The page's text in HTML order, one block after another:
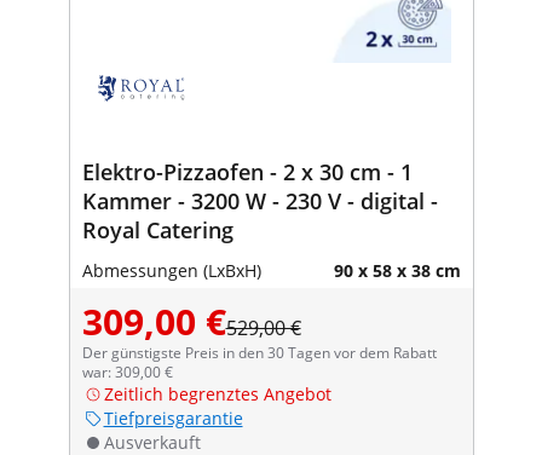
Elektro-Pizzaofen - 2 x 30 cm - 1
Kammer - 3200 W - 230 V - digital -
Royal Catering
Abmessungen (LxBxH) 90 x 58 x 38 cm
309,00 €529,00 €
Der günstigste Preis in den 30 Tagen vor dem Rabatt
war: 309,00 €
Zeitlich begrenztes Angebot
Tiefpreisgarantie
Ausverkauft